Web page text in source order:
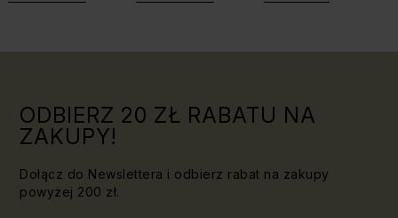
ODBIERZ 20 ZŁ RABATU NA
ZAKUPY!
Dołącz do Newslettera i odbierz rabat na zakupy
powyżej 200 zł.